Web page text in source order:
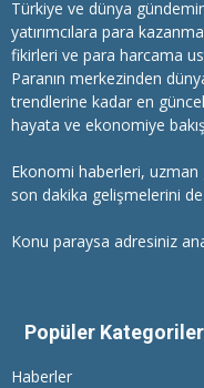
Türkiye ve dünya
yatırımcılara para kazanma
fikirleri ve para harcama
Paranın merkezinden
trendlerine kadar en
hayata ve ekonomiye
Ekonomi haberleri, uzman
son dakika gelişmelerini
Konu paraysa adresiniz
Popüler Kategoriler
Haberler